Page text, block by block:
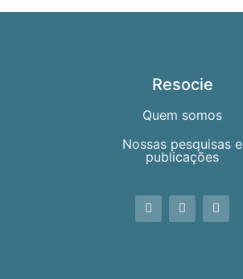
Resocie
Quem somos
Nossas pesquisas e
publicações